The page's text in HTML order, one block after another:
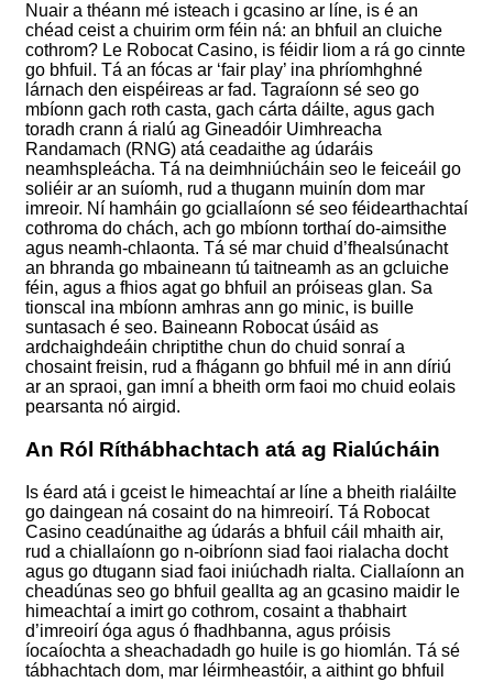
Nuair a théann mé isteach i gcasino ar líne, is é an
chéad ceist a chuirim orm féin ná: an bhfuil an cluiche
cothrom? Le Robocat Casino, is féidir liom a rá go cinnte
go bhfuil. Tá an fócas ar ‘fair play’ ina phríomhghné
lárnach den eispéireas ar fad. Tagraíonn sé seo go
mbíonn gach roth casta, gach cárta dáilte, agus gach
toradh crann á rialú ag Gineadóir Uimhreacha
Randamach (RNG) atá ceadaithe ag údaráis
neamhspleácha. Tá na deimhniúcháin seo le feiceáil go
soliéir ar an suíomh, rud a thugann muinín dom mar
imreoir. Ní hamháin go gciallaíonn sé seo féidearthachtaí
cothroma do chách, ach go mbíonn torthaí do-aimsithe
agus neamh-chlaonta. Tá sé mar chuid d’fhealsúnacht
an bhranda go mbaineann tú taitneamh as an gcluiche
féin, agus a fhios agat go bhfuil an próiseas glan. Sa
tionscal ina mbíonn amhras ann go minic, is buille
suntasach é seo. Baineann Robocat úsáid as
ardchaighdeáin chriptithe chun do chuid sonraí a
chosaint freisin, rud a fhágann go bhfuil mé in ann díriú
ar an spraoi, gan imní a bheith orm faoi mo chuid eolais
pearsanta nó airgid.
An Ról Ríthábhachtach atá ag Rialúcháin
Is éard atá i gceist le himeachtaí ar líne a bheith rialáilte
go daingean ná cosaint do na himreoirí. Tá Robocat
Casino ceadúnaithe ag údarás a bhfuil cáil mhaith air,
rud a chiallaíonn go n-oibríonn siad faoi rialacha docht
agus go dtugann siad faoi iniúchadh rialta. Ciallaíonn an
cheadúnas seo go bhfuil geallta ag an gcasino maidir le
himeachtaí a imirt go cothrom, cosaint a thabhairt
d’imreoirí óga agus ó fhadhbanna, agus próisis
íocaíochta a sheachadadh go huile is go hiomlán. Tá sé
tábhachtach dom, mar léirmheastóir, a aithint go bhfuil